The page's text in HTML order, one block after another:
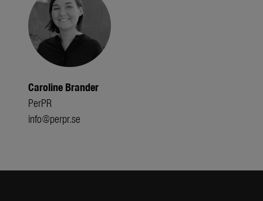
Caroline Brander
PerPR
info@perpr.se